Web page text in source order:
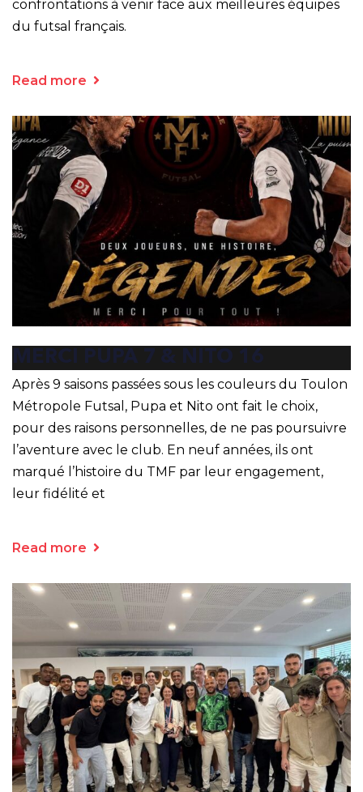
confrontations à venir face aux meilleures équipes
du futsal français.
Read more
MERCI PUPA 7 & NITO 16
Après 9 saisons passées sous les couleurs du Toulon
Métropole Futsal, Pupa et Nito ont fait le choix,
pour des raisons personnelles, de ne pas poursuivre
l’aventure avec le club. En neuf années, ils ont
marqué l’histoire du TMF par leur engagement,
leur fidélité et
Read more